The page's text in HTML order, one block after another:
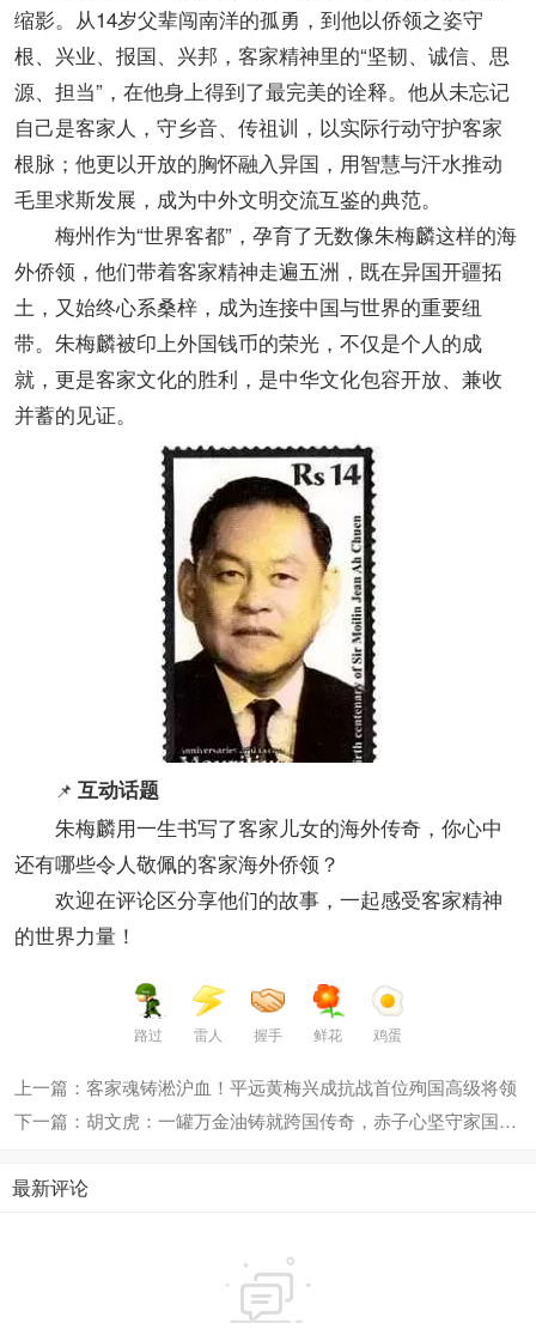
缩影。从14岁父辈闯南洋的孤勇，到他以侨领之姿守
根、兴业、报国、兴邦，客家精神里的“坚韧、诚信、思
源、担当”，在他身上得到了最完美的诠释。他从未忘记
自己是客家人，守乡音、传祖训，以实际行动守护客家
根脉；他更以开放的胸怀融入异国，用智慧与汗水推动
毛里求斯发展，成为中外文明交流互鉴的典范。
梅州作为“世界客都”，孕育了无数像朱梅麟这样的海
外侨领，他们带着客家精神走遍五洲，既在异国开疆拓
土，又始终心系桑梓，成为连接中国与世界的重要纽
带。朱梅麟被印上外国钱币的荣光，不仅是个人的成
就，更是客家文化的胜利，是中华文化包容开放、兼收
并蓄的见证。
📌 互动话题
朱梅麟用一生书写了客家儿女的海外传奇，你心中
还有哪些令人敬佩的客家海外侨领？
欢迎在评论区分享他们的故事，一起感受客家精神
的世界力量！
路过 雷人 握手 鲜花 鸡蛋
上一篇：客家魂铸淞沪血！平远黄梅兴成抗战首位殉国高级将领
下一篇：胡文虎：一罐万金油铸就跨国传奇，赤子心坚守家国情怀
最新评论
